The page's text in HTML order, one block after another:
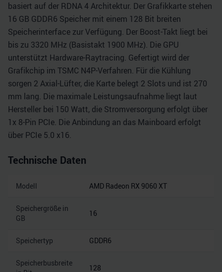
basiert auf der RDNA 4 Architektur. Der Grafikkarte stehen
16 GB GDDR6 Speicher mit einem 128 Bit breiten
Speicherinterface zur Verfügung. Der Boost-Takt liegt bei
bis zu 3320 MHz (Basistakt 1900 MHz). Die GPU
unterstützt Hardware-Raytracing. Gefertigt wird der
Grafikchip im TSMC N4P-Verfahren. Für die Kühlung
sorgen 2 Axial-Lüfter, die Karte belegt 2 Slots und ist 270
mm lang. Die maximale Leistungsaufnahme liegt laut
Hersteller bei 150 Watt, die Stromversorgung erfolgt über
1x 8-Pin PCIe. Die Anbindung an das Mainboard erfolgt
über PCIe 5.0 x16.
Technische Daten
Modell AMD Radeon RX 9060 XT
Speichergröße in
GB
16
Speichertyp GDDR6
Speicherbusbreite
128